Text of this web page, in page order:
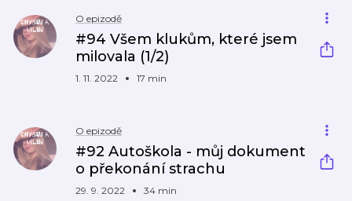
O epizodě
#94 Všem klukům, které jsem
milovala (1/2)
1. 11. 2022 17 min
O epizodě
#92 Autoškola - můj dokument
o překonání strachu
29. 9. 2022 34 min